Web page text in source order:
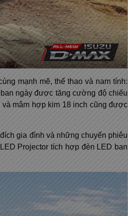
mạnh mẽ, thể thao và nam tính:
ngày được tăng cường độ chiếu
mâm hợp kim 18 inch cũng được
gia đình và những chuyến phiêu
Projector tích hợp đèn LED ban